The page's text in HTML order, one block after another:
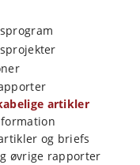
artikler
og briefs
øvrige rapporter